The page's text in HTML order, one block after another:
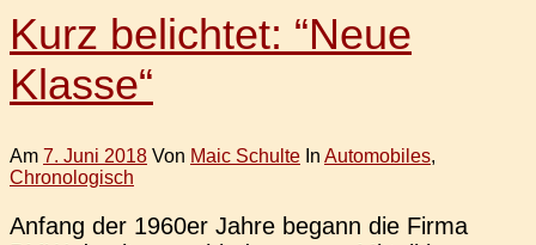
Kurz belichtet: “Neue
Klasse“
Am 7. Juni 2018 Von Maic Schulte In Automobiles,
Chronologisch
Anfang der 1960er Jahre begann die Firma